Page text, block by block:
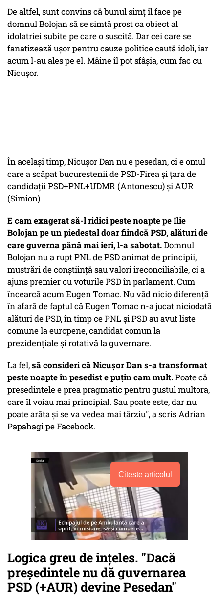
De altfel, sunt convins că bunul simț îl face pe
domnul Bolojan să se simtă prost ca obiect al
idolatriei subite pe care o suscită. Dar cei care se
fanatizează ușor pentru cauze politice caută idoli, iar
acum l-au ales pe el. Mâine îl pot sfâșia, cum fac cu
Nicușor.
În același timp, Nicușor Dan nu e pesedan, ci e omul
care a scăpat bucureștenii de PSD-Firea și țara de
candidații PSD+PNL+UDMR (Antonescu) și AUR
(Simion).
E cam exagerat să-l ridici peste noapte pe Ilie
Bolojan pe un piedestal doar fiindcă PSD, alături de
care guverna până mai ieri, l-a sabotat.Domnul
Bolojan nu a rupt PNL de PSD animat de principii,
mustrări de conștiință sau valori ireconciliabile, ci a
ajuns premier cu voturile PSD în parlament. Cum
încearcă acum Eugen Tomac. Nu văd nicio diferență
în afară de faptul că Eugen Tomac n-a jucat niciodată
alături de PSD, în timp ce PNL și PSD au avut liste
comune la europene, candidat comun la
prezidențiale și rotativă la guvernare.
La fel,să consideri că Nicușor Dan s-a transformat
peste noapte în pesedist e puțin cam mult.Poate că
președintele e prea pragmatic pentru gustul multora,
care îl voiau mai principial. Sau poate este, dar nu
poate arăta și se va vedea mai târziu", a scris Adrian
Papahagi pe Facebook.
Citește articolul
Logica greu de înţeles. "Dacă
preşedintele nu dă guvernarea
PSD (+AUR) devine Pesedan"